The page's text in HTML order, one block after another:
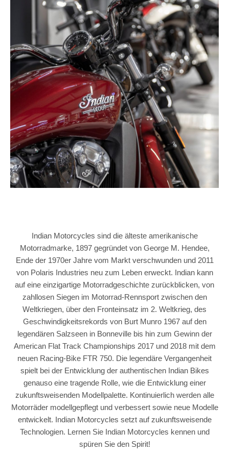
Indian Motorcycles sind die älteste amerikanische
Motorradmarke, 1897 gegründet von George M. Hendee,
Ende der 1970er Jahre vom Markt verschwunden und 2011
von Polaris Industries neu zum Leben erweckt. Indian kann
auf eine einzigartige Motorradgeschichte zurückblicken, von
zahllosen Siegen im Motorrad-Rennsport zwischen den
Weltkriegen, über den Fronteinsatz im 2. Weltkrieg, des
Geschwindigkeitsrekords von Burt Munro 1967 auf den
legendären Salzseen in Bonneville bis hin zum Gewinn der
American Flat Track Championships 2017 und 2018 mit dem
neuen Racing-Bike FTR 750. Die legendäre Vergangenheit
spielt bei der Entwicklung der authentischen Indian Bikes
genauso eine tragende Rolle, wie die Entwicklung einer
zukunftsweisenden Modellpalette. Kontinuierlich werden alle
Motorräder modellgepflegt und verbessert sowie neue Modelle
entwickelt. Indian Motorcycles setzt auf zukunftsweisende
Technologien. Lernen Sie Indian Motorcycles kennen und
spüren Sie den Spirit!